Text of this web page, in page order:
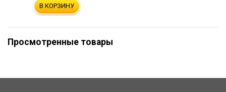
В КОРЗИНУ
Просмотренные товары